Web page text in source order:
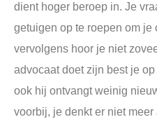
dient hoger beroep in. Je
getuigen op te roepen om je
vervolgens hoor je niet
advocaat doet zijn best je
ook hij ontvangt weinig
voorbij, je denkt er niet